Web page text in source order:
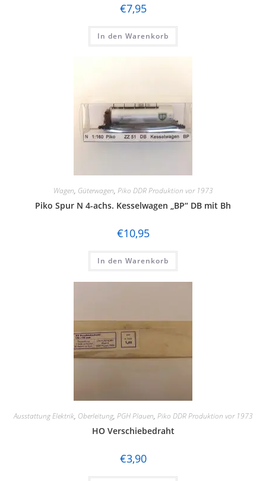
€7,95
In den Warenkorb
Wagen, Güterwagen, Piko DDR Produktion vor 1973
Piko Spur N 4-achs. Kesselwagen „BP“ DB mit Bh
€10,95
In den Warenkorb
Ausstattung Elektrik, Oberleitung, PGH Plauen, Piko DDR Produktion vor 1973
HO Verschiebedraht
€3,90